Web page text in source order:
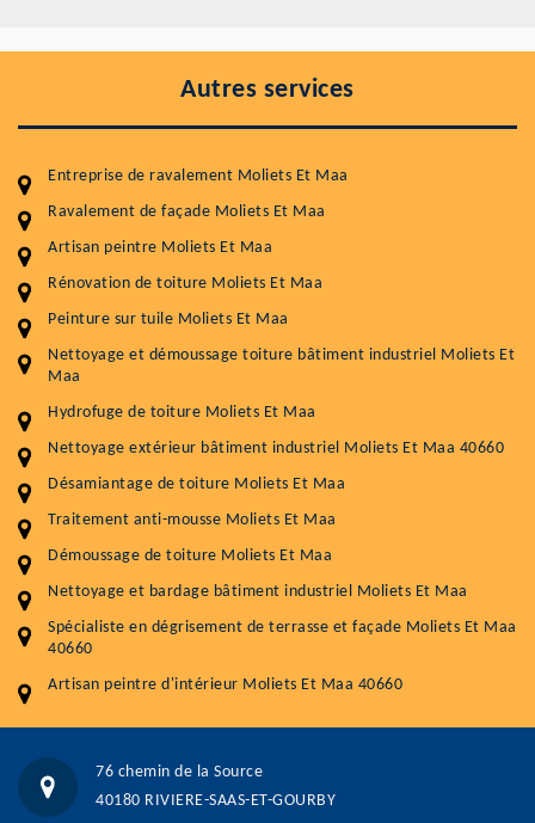
Autres services
Entreprise de ravalement Moliets Et Maa
Ravalement de façade Moliets Et Maa
Artisan peintre Moliets Et Maa
Rénovation de toiture Moliets Et Maa
Peinture sur tuile Moliets Et Maa
Nettoyage et démoussage toiture bâtiment industriel Moliets Et
Maa
Hydrofuge de toiture Moliets Et Maa
Nettoyage extérieur bâtiment industriel Moliets Et Maa 40660
Désamiantage de toiture Moliets Et Maa
Traitement anti-mousse Moliets Et Maa
Démoussage de toiture Moliets Et Maa
Nettoyage et bardage bâtiment industriel Moliets Et Maa
Spécialiste en dégrisement de terrasse et façade Moliets Et Maa
40660
Artisan peintre d'intérieur Moliets Et Maa 40660
76 chemin de la Source
40180 RIVIERE-SAAS-ET-GOURBY
Entretenir votre toiture, c'est préserver sa
durabilité
Service
Nettoyageb toiture
Démoussage toiture
Traitement hydrofuge toiture
Artisant local recommander
76 chemin de la Source 40180 RIVIERE-SAAS-ET-GOURBY